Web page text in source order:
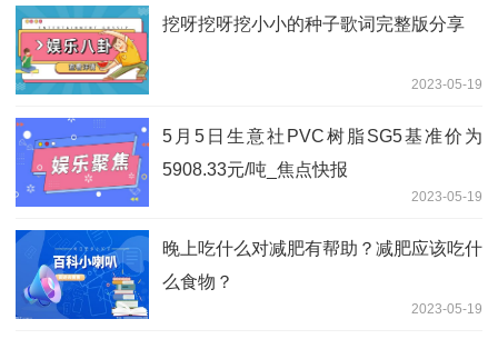
挖呀挖呀挖小小的种子歌词完整版分享
2023-05-19
5月5日生意社PVC树脂SG5基准价为
5908.33元/吨_焦点快报
2023-05-19
晚上吃什么对减肥有帮助？减肥应该吃什
么食物？
2023-05-19